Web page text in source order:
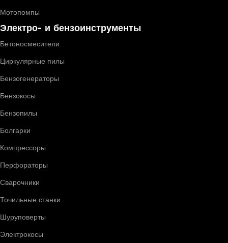
Мотопомпы
Электро- и бензоинструменты
Бетоносмесители
Циркулярные пилы
Бензогенераторы
Бензокосы
Бензопилы
Болгарки
Компрессоры
Перфораторы
Сварочники
Точильные станки
Шуруповерты
Электрокосы